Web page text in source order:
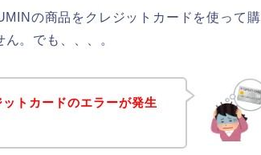
の商品をクレジットカードを使って購
。でも、、、。
トカードのエラーが発生